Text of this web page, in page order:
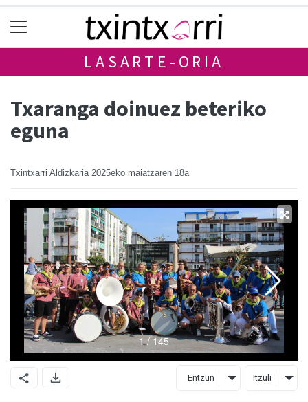
LASARTE-ORIA
Txaranga doinuez beteriko
eguna
Txintxarri Aldizkaria 2025eko maiatzaren 18a
Entzun Itzuli